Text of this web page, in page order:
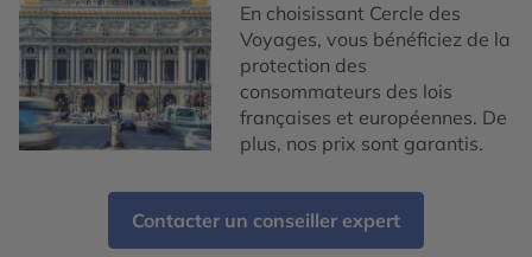
En choisissant Cercle des
Voyages, vous bénéficiez de la
protection des
consommateurs des lois
françaises et européennes. De
plus, nos prix sont garantis.
Contacter un conseiller expert